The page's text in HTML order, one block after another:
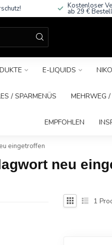
Kostenloser
ab 29 €
E-LIQUIDS
/ SPARMENÜS MEHRWEG /
EMPFOHLEN
eingetroffen
neu
1